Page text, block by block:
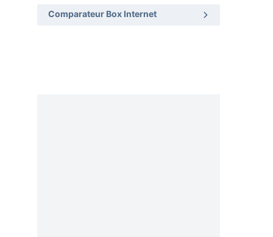
Comparateur Box Internet